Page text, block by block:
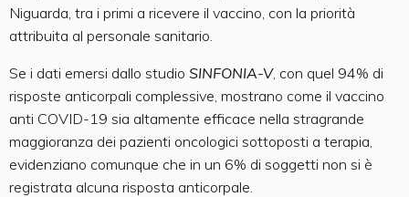
Niguarda, tra i primi a ricevere il vaccino, con la priorità
attribuita al personale sanitario.
Se i dati emersi dallo studio SINFONIA-V, con quel 94% di
risposte anticorpali complessive, mostrano come il vaccino
anti COVID-19 sia altamente efficace nella stragrande
maggioranza dei pazienti oncologici sottoposti a terapia,
evidenziano comunque che in un 6% di soggetti non si è
registrata alcuna risposta anticorpale.